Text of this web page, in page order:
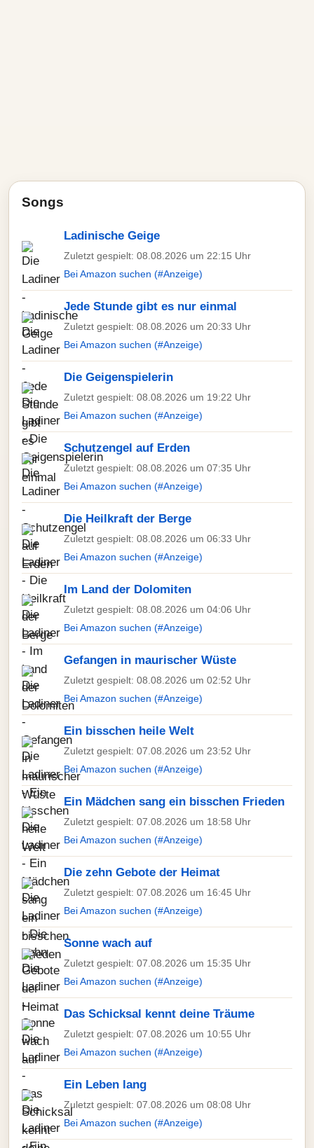
Songs
Ladinische Geige
Zuletzt gespielt: 08.08.2026 um 22:15 Uhr
Bei Amazon suchen (#Anzeige)
Jede Stunde gibt es nur einmal
Zuletzt gespielt: 08.08.2026 um 20:33 Uhr
Bei Amazon suchen (#Anzeige)
Die Geigenspielerin
Zuletzt gespielt: 08.08.2026 um 19:22 Uhr
Bei Amazon suchen (#Anzeige)
Schutzengel auf Erden
Zuletzt gespielt: 08.08.2026 um 07:35 Uhr
Bei Amazon suchen (#Anzeige)
Die Heilkraft der Berge
Zuletzt gespielt: 08.08.2026 um 06:33 Uhr
Bei Amazon suchen (#Anzeige)
Im Land der Dolomiten
Zuletzt gespielt: 08.08.2026 um 04:06 Uhr
Bei Amazon suchen (#Anzeige)
Gefangen in maurischer Wüste
Zuletzt gespielt: 08.08.2026 um 02:52 Uhr
Bei Amazon suchen (#Anzeige)
Ein bisschen heile Welt
Zuletzt gespielt: 07.08.2026 um 23:52 Uhr
Bei Amazon suchen (#Anzeige)
Ein Mädchen sang ein bisschen Frieden
Zuletzt gespielt: 07.08.2026 um 18:58 Uhr
Bei Amazon suchen (#Anzeige)
Die zehn Gebote der Heimat
Zuletzt gespielt: 07.08.2026 um 16:45 Uhr
Bei Amazon suchen (#Anzeige)
Sonne wach auf
Zuletzt gespielt: 07.08.2026 um 15:35 Uhr
Bei Amazon suchen (#Anzeige)
Das Schicksal kennt deine Träume
Zuletzt gespielt: 07.08.2026 um 10:55 Uhr
Bei Amazon suchen (#Anzeige)
Ein Leben lang
Zuletzt gespielt: 07.08.2026 um 08:08 Uhr
Bei Amazon suchen (#Anzeige)